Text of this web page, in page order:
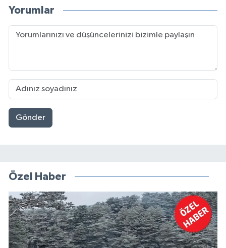
Yorumlar
Gönder
Özel Haber